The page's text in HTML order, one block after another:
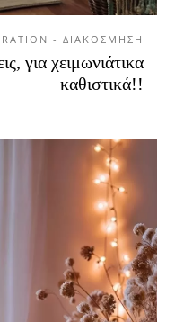
- ΔΙΑΚΟΣΜΗΣΗ
για χειμωνιάτικα
καθιστικά!!